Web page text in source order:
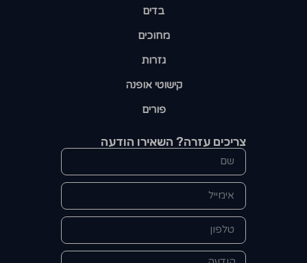
בדים
מחוכים
גזרות
קישוטי אופנה
פורים
צריכים עזרה? השאירו הודעה